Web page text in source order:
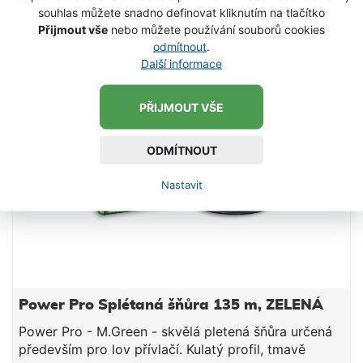
souhlas můžete snadno definovat kliknutím na tlačítko
Přijmout vše nebo můžete používání souborů cookies
odmítnout
Další informace
PŘIJMOUT VŠE
ODMÍTNOUT
Nastavit
vhodný i pro lov feederem.
-50 %
SKLADEM
Power Pro Splétaná šňůra 135 m, ZELENÁ
Power Pro - M.Green - skvělá pletená šňůra určená
především pro lov přívlačí. Kulatý profil, tmavě